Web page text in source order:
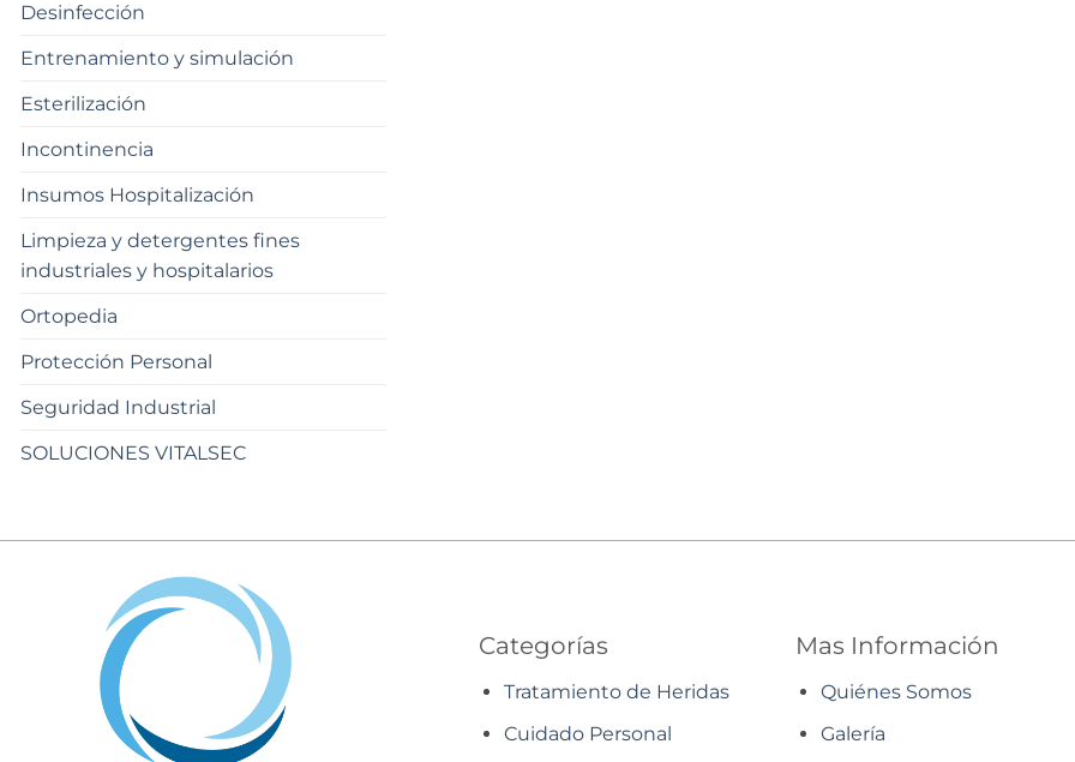
Desinfección
Entrenamiento y simulación
Esterilización
Incontinencia
Insumos Hospitalización
Limpieza y detergentes fines
industriales y hospitalarios
Ortopedia
Protección Personal
Seguridad Industrial
SOLUCIONES VITALSEC
Categorías
Tratamiento de Heridas
Cuidado Personal
Mas Información
Quiénes Somos
Galería